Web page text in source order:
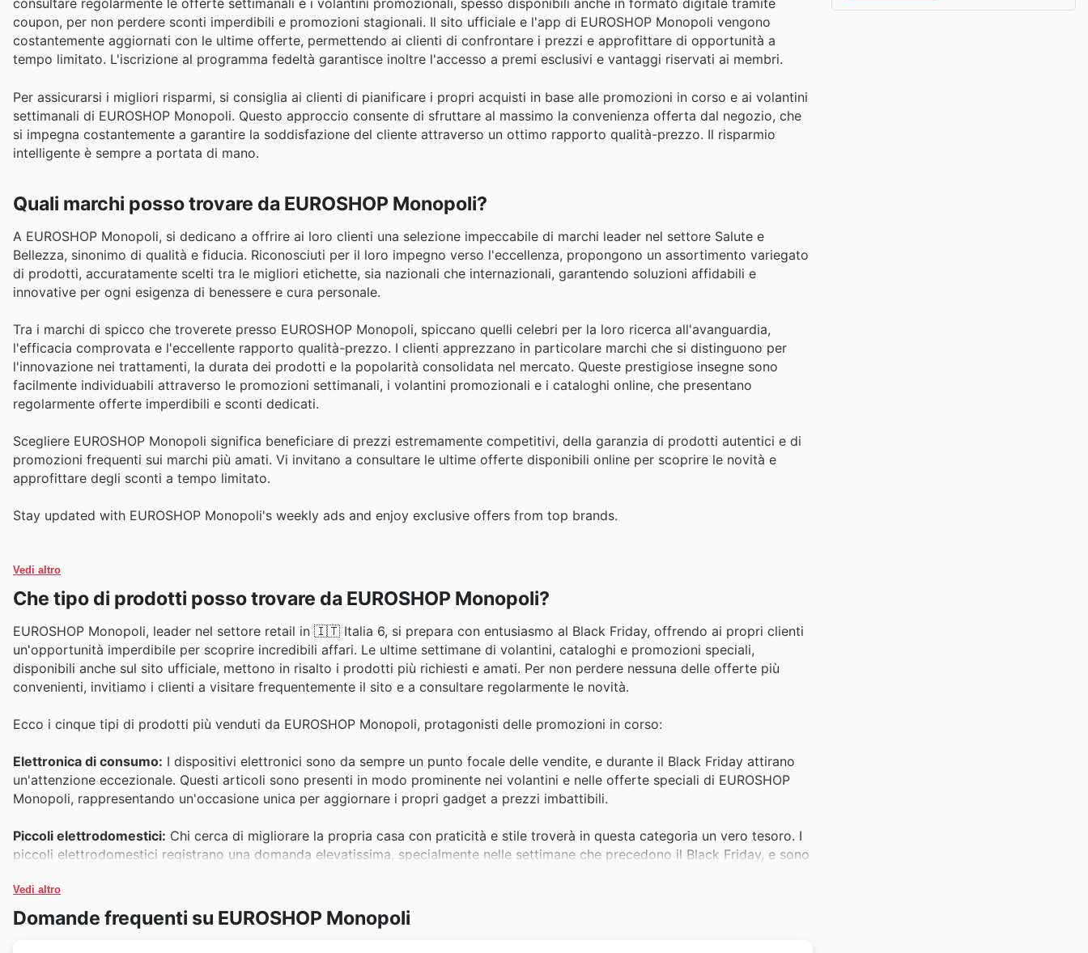
consultare regolarmente le offerte settimanali e i volantini promozionali, spesso disponibili anche in formato digitale tramite
coupon, per non perdere sconti imperdibili e promozioni stagionali. Il sito ufficiale e l'app di EUROSHOP Monopoli vengono
costantemente aggiornati con le ultime offerte, permettendo ai clienti di confrontare i prezzi e approfittare di opportunità a
tempo limitato. L'iscrizione al programma fedeltà garantisce inoltre l'accesso a premi esclusivi e vantaggi riservati ai membri.
Per assicurarsi i migliori risparmi, si consiglia ai clienti di pianificare i propri acquisti in base alle promozioni in corso e ai volantini
settimanali di EUROSHOP Monopoli. Questo approccio consente di sfruttare al massimo la convenienza offerta dal negozio, che
si impegna costantemente a garantire la soddisfazione del cliente attraverso un ottimo rapporto qualità-prezzo. Il risparmio
intelligente è sempre a portata di mano.
Quali marchi posso trovare da EUROSHOP Monopoli?
A EUROSHOP Monopoli, si dedicano a offrire ai loro clienti una selezione impeccabile di marchi leader nel settore Salute e
Bellezza, sinonimo di qualità e fiducia. Riconosciuti per il loro impegno verso l'eccellenza, propongono un assortimento variegato
di prodotti, accuratamente scelti tra le migliori etichette, sia nazionali che internazionali, garantendo soluzioni affidabili e
innovative per ogni esigenza di benessere e cura personale.
Tra i marchi di spicco che troverete presso EUROSHOP Monopoli, spiccano quelli celebri per la loro ricerca all'avanguardia,
l'efficacia comprovata e l'eccellente rapporto qualità-prezzo. I clienti apprezzano in particolare marchi che si distinguono per
l'innovazione nei trattamenti, la durata dei prodotti e la popolarità consolidata nel mercato. Queste prestigiose insegne sono
facilmente individuabili attraverso le promozioni settimanali, i volantini promozionali e i cataloghi online, che presentano
regolarmente offerte imperdibili e sconti dedicati.
Scegliere EUROSHOP Monopoli significa beneficiare di prezzi estremamente competitivi, della garanzia di prodotti autentici e di
promozioni frequenti sui marchi più amati. Vi invitano a consultare le ultime offerte disponibili online per scoprire le novità e
approfittare degli sconti a tempo limitato.
Stay updated with EUROSHOP Monopoli's weekly ads and enjoy exclusive offers from top brands.
Vedi altro
Che tipo di prodotti posso trovare da EUROSHOP Monopoli?
EUROSHOP Monopoli, leader nel settore retail in 🇮🇹 Italia 6, si prepara con entusiasmo al Black Friday, offrendo ai propri clienti
un'opportunità imperdibile per scoprire incredibili affari. Le ultime settimane di volantini, cataloghi e promozioni speciali,
disponibili anche sul sito ufficiale, mettono in risalto i prodotti più richiesti e amati. Per non perdere nessuna delle offerte più
convenienti, invitiamo i clienti a visitare frequentemente il sito e a consultare regolarmente le novità.
Ecco i cinque tipi di prodotti più venduti da EUROSHOP Monopoli, protagonisti delle promozioni in corso:
Elettronica di consumo: I dispositivi elettronici sono da sempre un punto focale delle vendite, e durante il Black Friday attirano
un'attenzione eccezionale. Questi articoli sono presenti in modo prominente nei volantini e nelle offerte speciali di EUROSHOP
Monopoli, rappresentando un'occasione unica per aggiornare i propri gadget a prezzi imbattibili.
Piccoli elettrodomestici: Chi cerca di migliorare la propria casa con praticità e stile troverà in questa categoria un vero tesoro. I
piccoli elettrodomestici registrano una domanda elevatissima, specialmente nelle settimane che precedono il Black Friday, e sono
Abbigliamento e accessori:Per un guardaroba sempre alla moda, i capi di abbigliamento e gli accessori sono una scelta
privilegiata. Grazie alla loro popolarità stagionale e alle costanti novità, questi prodotti sono tra i più cercati e si trovano in
Vedi altro
Domande frequenti su EUROSHOP Monopoli